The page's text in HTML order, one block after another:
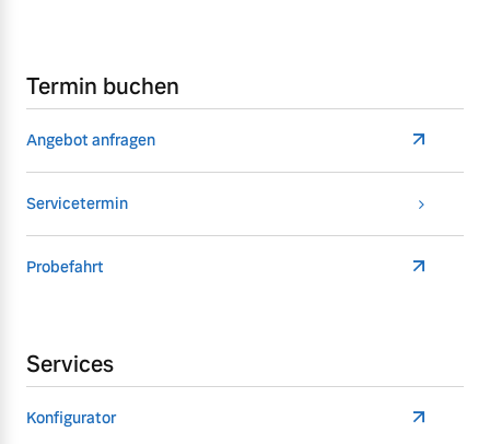
Termin buchen
Angebot anfragen
Servicetermin
Probefahrt
Services
Konfigurator